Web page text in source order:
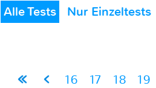
Alle Tests Nur Einzeltests
16 17 18 19